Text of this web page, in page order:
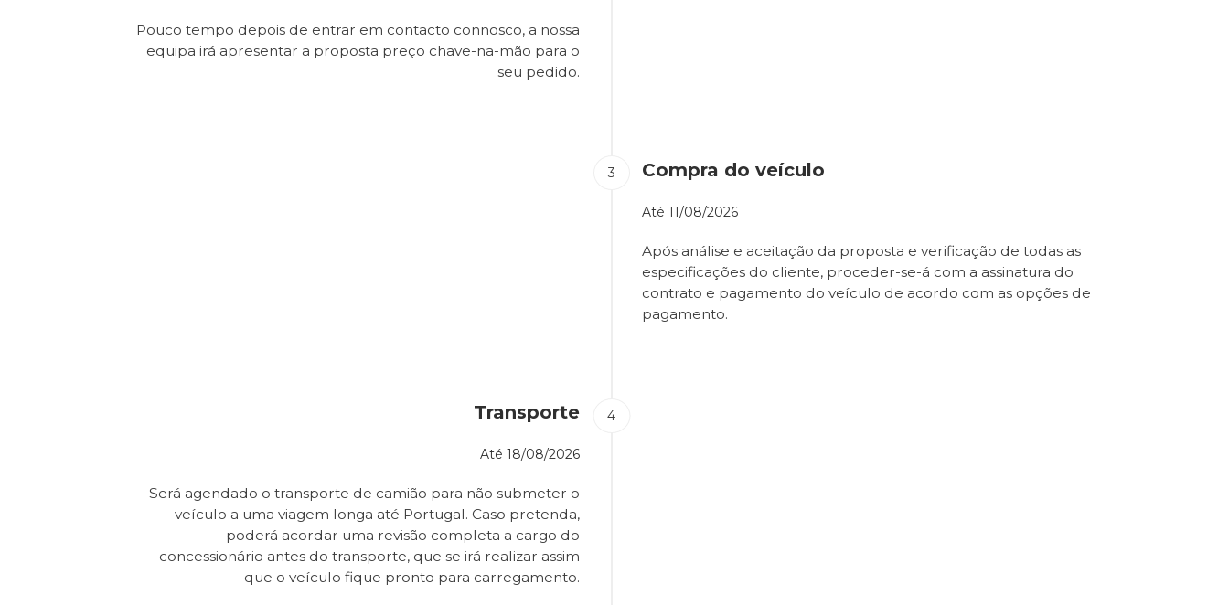
Pouco tempo depois de entrar em contacto connosco, a nossa
equipa irá apresentar a proposta preço chave-na-mão para o
seu pedido.
Compra do veículo
Até 11/08/2026
Após análise e aceitação da proposta e verificação de todas as
especificações do cliente, proceder-se-á com a assinatura do
contrato e pagamento do veículo de acordo com as opções de
pagamento.
Transporte
Até 18/08/2026
Será agendado o transporte de camião para não submeter o
veículo a uma viagem longa até Portugal. Caso pretenda,
poderá acordar uma revisão completa a cargo do
concessionário antes do transporte, que se irá realizar assim
que o veículo fique pronto para carregamento.